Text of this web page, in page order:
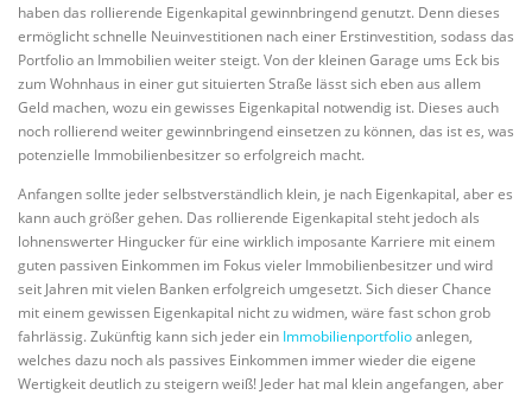
haben das rollierende Eigenkapital gewinnbringend genutzt. Denn dieses
ermöglicht schnelle Neuinvestitionen nach einer Erstinvestition, sodass das
Portfolio an Immobilien weiter steigt. Von der kleinen Garage ums Eck bis
zum Wohnhaus in einer gut situierten Straße lässt sich eben aus allem
Geld machen, wozu ein gewisses Eigenkapital notwendig ist. Dieses auch
noch rollierend weiter gewinnbringend einsetzen zu können, das ist es, was
potenzielle Immobilienbesitzer so erfolgreich macht.
Anfangen sollte jeder selbstverständlich klein, je nach Eigenkapital, aber es
kann auch größer gehen. Das rollierende Eigenkapital steht jedoch als
lohnenswerter Hingucker für eine wirklich imposante Karriere mit einem
guten passiven Einkommen im Fokus vieler Immobilienbesitzer und wird
seit Jahren mit vielen Banken erfolgreich umgesetzt. Sich dieser Chance
mit einem gewissen Eigenkapital nicht zu widmen, wäre fast schon grob
fahrlässig. Zukünftig kann sich jeder ein Immobilienportfolioanlegen,
welches dazu noch als passives Einkommen immer wieder die eigene
Wertigkeit deutlich zu steigern weiß! Jeder hat mal klein angefangen, aber